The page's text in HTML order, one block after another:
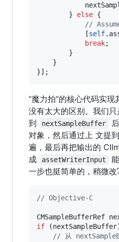
        }
else {
//
            [
self
break;
        }
    }
}];
“魔力拍”的核心代码实
没有太大的区别。我们只
到
nextSampleBuffer
对象，然后通过上 文提
遍，最后再把输出的
成
assetWriterInput
一步也挺简单的，稍微改
// Objective-C
CMSampleBufferRef
if
// 从